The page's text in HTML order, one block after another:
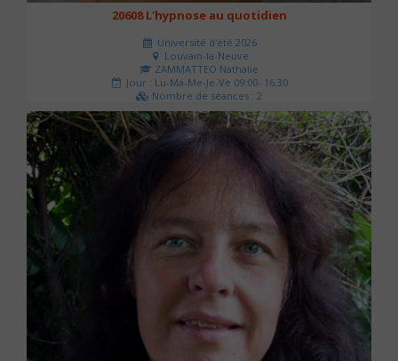
20608 L'hypnose au quotidien
Université d'été 2026
Louvain-la-Neuve
ZAMMATTEO Nathalie
Jour : Lu-Ma-Me-Je-Ve 09:00- 16:30
Nombre de séances : 2
140 €